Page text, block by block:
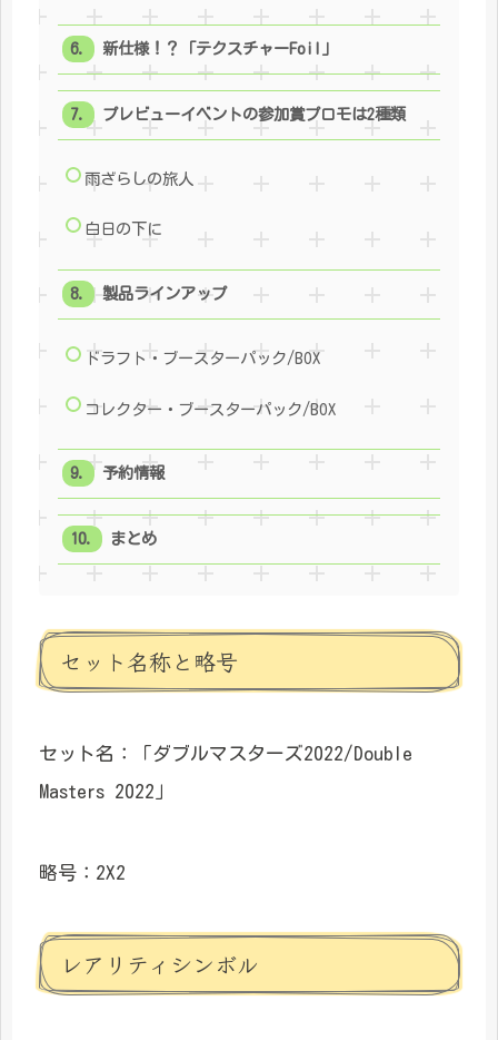
新仕様！？「テクスチャーFoil」
プレビューイベントの参加賞プロモは2種類
雨ざらしの旅人
白日の下に
製品ラインアップ
ドラフト・ブースターパック/BOX
コレクター・ブースターパック/BOX
予約情報
まとめ
セット名称と略号
セット名：「ダブルマスターズ2022/Double
Masters 2022」
略号：2X2
レアリティシンボル